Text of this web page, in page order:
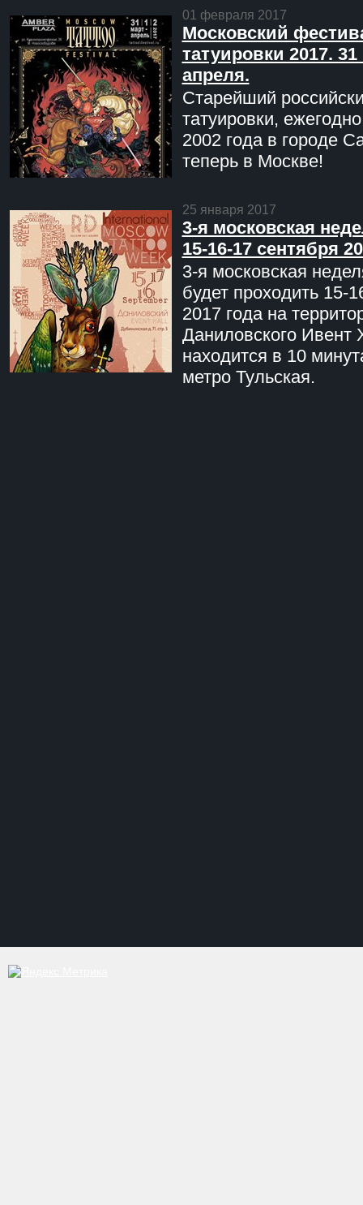
01 февраля 2017
Московский
татуировки 2017. 31
апреля.
Старейший
татуировки,
2002 года в городе
теперь в Москве!
25 января 2017
3-я московская
15-16-17 сентября
3-я московская
будет проходить 15-
2017 года на
Даниловского Ивент
находится в 10
метро Тульская.